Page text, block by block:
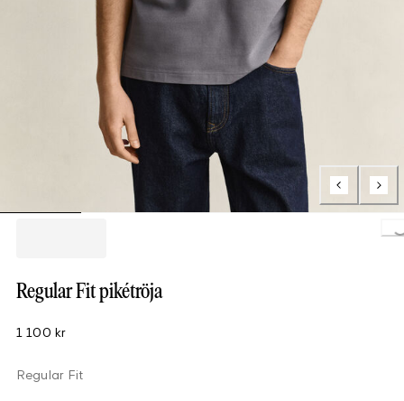
Regular Fit pikétröja
1 100 kr
Regular Fit